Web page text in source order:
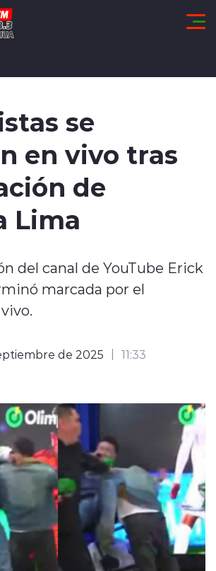
al contenido
claro
se
en vivo tras
de
Lima
del canal de YouTube Erick
marcada por el
de 2025 11:33